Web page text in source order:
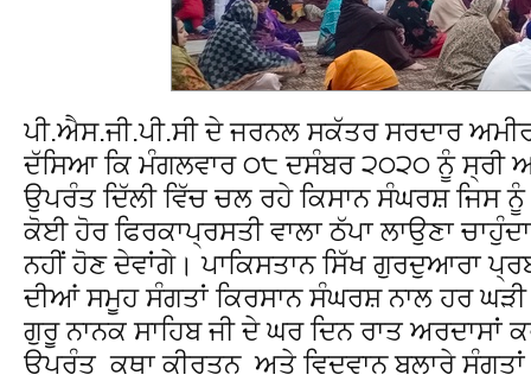
ਪੀ.ਐਸ.ਜੀ.ਪੀ.ਸੀ ਦੇ ਜਰਨਲ ਸਕੱਤਰ ਸਰਦਾਰ ਅਮੀਰ
ਦੱਸਿਆ ਕਿ ਮੰਗਲਵਾਰ ੦੮ ਦਸੰਬਰ ੨੦੨੦ ਨੂੰ ਸ੍ਰੀ
ਉਪਰੰਤ ਦਿੱਲੀ ਵਿੱਚ ਚਲ ਰਹੇ ਕਿਸਾਨ ਸੰਘਰਸ਼ ਜਿਸ ਨੂੰ
ਕੋਈ ਹੋਰ ਫਿਰਕਾਪ੍ਰਸਤੀ ਵਾਲਾ ਠੱਪਾ ਲਾਉਣਾ
ਨਹੀਂ ਹੋਣ ਦੇਵਾਂਗੇ। ਪਾਕਿਸਤਾਨ ਸਿੱਖ ਗੁਰਦੁਆਰਾ
ਦੀਆਂ ਸਮੂਹ ਸੰਗਤਾਂ ਕਿਰਸਾਨ ਸੰਘਰਸ਼ ਨਾਲ ਹਰ
ਗੁਰੂ ਨਾਨਕ ਸਾਹਿਬ ਜੀ ਦੇ ਘਰ ਦਿਨ ਰਾਤ
ਉਪਰੰਤ ਕਥਾ ਕੀਰਤਨ ਅਤੇ ਵਿਦਵਾਨ ਬੁਲਾਰੇ